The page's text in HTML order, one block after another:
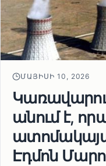
ՄԱՅԻՍԻ 10, 2026
անում է,
Էդմոն